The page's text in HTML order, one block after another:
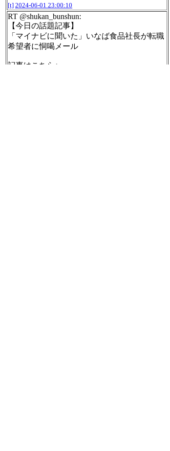
[t] 2024-06-01 23:00:10
RT @shukan_bunshun:
【今日の話題記事】
「マイナビに聞いた」いなば食品社長が転職
希望者に恫喝メール
記事はこちら↓